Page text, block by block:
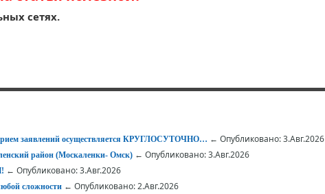
сетях.
заявлений осуществляется КРУГЛОСУТОЧНО… ← Опубликовано: 3.Авг.2026
район (Москаленки- Омск) ← Опубликовано: 3.Авг.2026
← Опубликовано: 3.Авг.2026
сложности ← Опубликовано: 2.Авг.2026